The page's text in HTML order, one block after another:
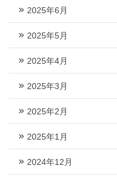
2025年6月
2025年5月
2025年4月
2025年3月
2025年2月
2025年1月
2024年12月